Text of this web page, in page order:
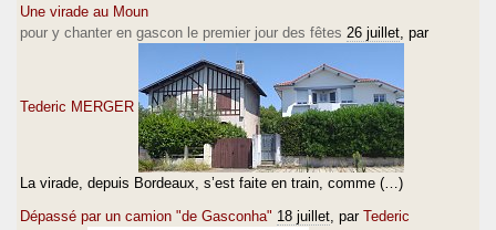
Une virade au Moun
pour y chanter en gascon le premier jour des fêtes 26 juillet , par
Tederic MERGER
La virade, depuis Bordeaux, s’est faite en train, comme (…)
Dépassé par un camion "de Gasconha" 18 juillet , par Tederic